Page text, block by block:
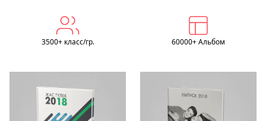
3500+ класс/гр. 60000+ Альбом